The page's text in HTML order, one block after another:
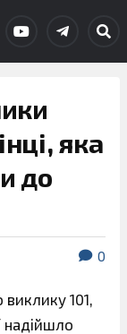
яка
до
0
виклику 101,
надійшло